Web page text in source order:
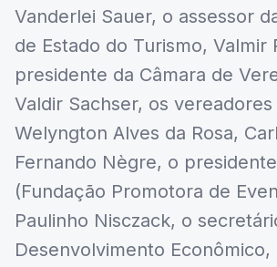
Vanderlei Sauer, o assessor
de Estado do Turismo, Valmir
presidente da Câmara de
Valdir Sachser, os
Welyngton Alves da Rosa,
Fernando Nègre, o presidente
(Fundação Promotora de
Paulinho Nisczack, o
Desenvolvimento Econômico,